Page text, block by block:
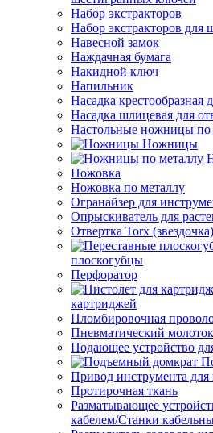
Набор экстракторов
Набор экстракторов для
Навесной замок
Наждачная бумага
Накидной ключ
Напильник
Насадка крестообразная
Насадка шлицевая для
Настольные ножницы по
Ножницы
Ножовка
Ножовка по металлу
Огранайзер для
Опрыскиватель для
Отвертка Torx (звездочка)
плоскогубцы
Перфоратор
картриджей
Пломбировочная
Пневматический молоток
Подающее устройство
Привод инструмента для
Протирочная ткань
Разматывающее
кабелем/Станки